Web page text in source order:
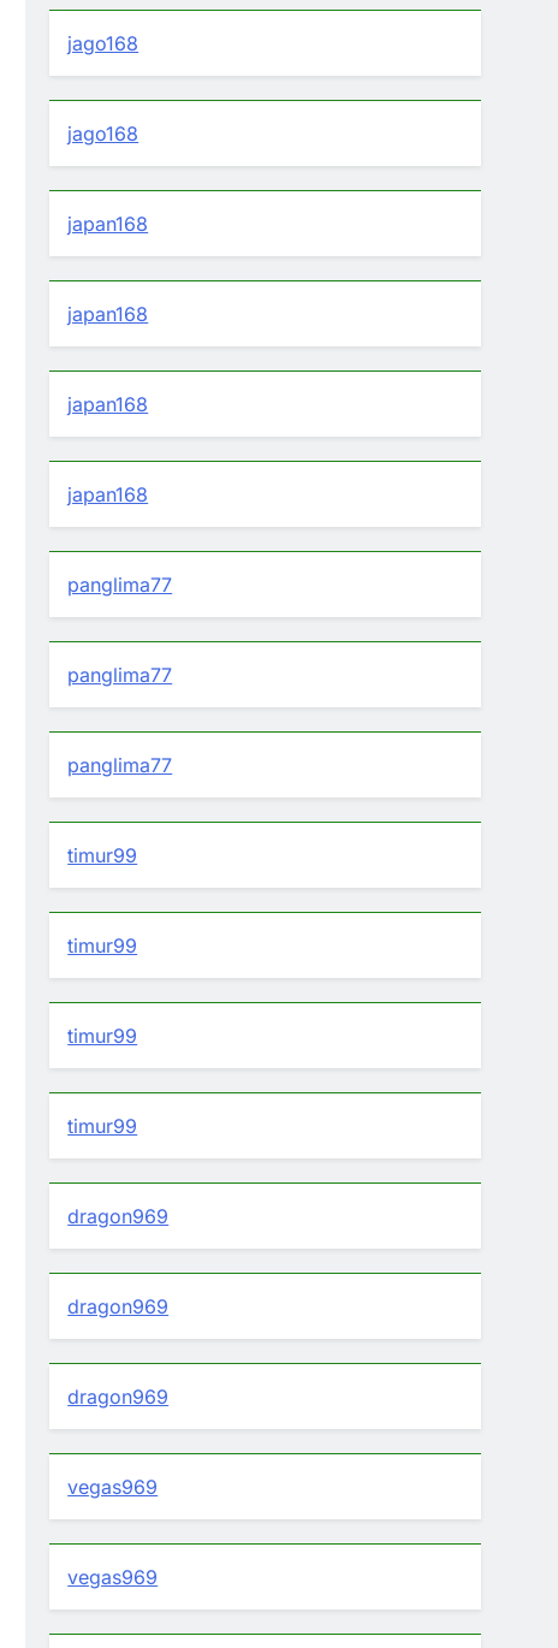
jago168
jago168
japan168
japan168
japan168
japan168
panglima77
panglima77
panglima77
timur99
timur99
timur99
timur99
dragon969
dragon969
dragon969
vegas969
vegas969